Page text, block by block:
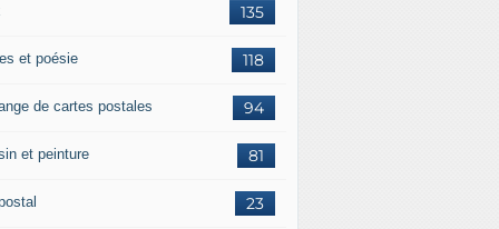
135
118
et poésie
94
de cartes postales
81
et peinture
23